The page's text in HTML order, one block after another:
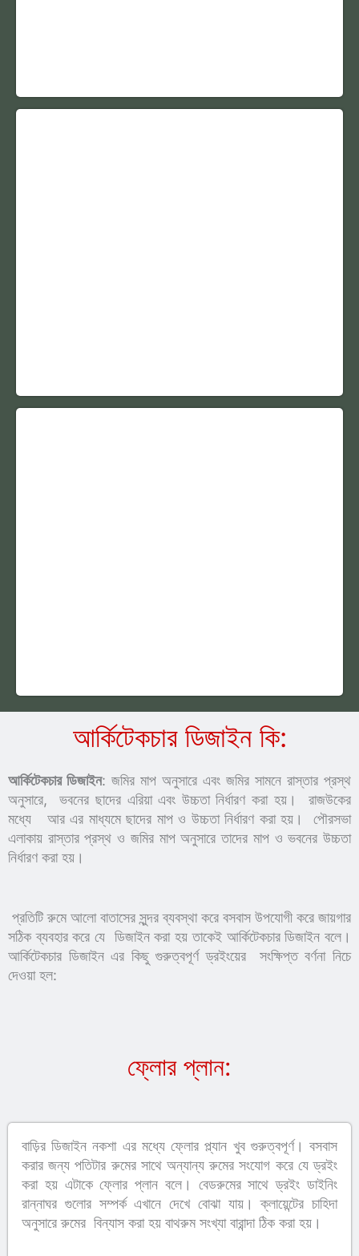
আর্কিটেকচার ডিজাইন কি:
আর্কিটেকচার ডিজাইন: জমির মাপ অনুসারে এবং জমির সামনে রাস্তার প্রস্থ
অনুসারে, ভবনের ছাদের এরিয়া এবং উচ্চতা নির্ধারণ করা হয়। রাজউকের
মধ্যে আর এর মাধ্যমে ছাদের মাপ ও উচ্চতা নির্ধারণ করা হয়। পৌরসভা
এলাকায় রাস্তার প্রস্থ ও জমির মাপ অনুসারে তাদের মাপ ও ভবনের উচ্চতা
নির্ধারণ করা হয়।
প্রতিটি রুমে আলো বাতাসের সুন্দর ব্যবস্থা করে বসবাস উপযোগী করে জায়গার
সঠিক ব্যবহার করে যে ডিজাইন করা হয় তাকেই আর্কিটেকচার ডিজাইন বলে।
আর্কিটেকচার ডিজাইন এর কিছু গুরুত্বপূর্ণ ড্রইংয়ের সংক্ষিপ্ত বর্ণনা নিচে
দেওয়া হল:
ফ্লোর প্লান:
বাড়ির ডিজাইন নকশা এর মধ্যে ফ্লোর প্ল্যান খুব গুরুত্বপূর্ণ। বসবাস
করার জন্য পতিটার রুমের সাথে অন্যান্য রুমের সংযোগ করে যে ড্রইং
করা হয় এটাকে ফ্লোর প্লান বলে। বেডরুমের সাথে ড্রইং ডাইনিং
রান্নাঘর গুলোর সম্পর্ক এখানে দেখে বোঝা যায়। ক্লায়েন্টের চাহিদা
অনুসারে রুমের বিন্যাস করা হয় বাথরুম সংখ্যা বারান্দা ঠিক করা হয়।